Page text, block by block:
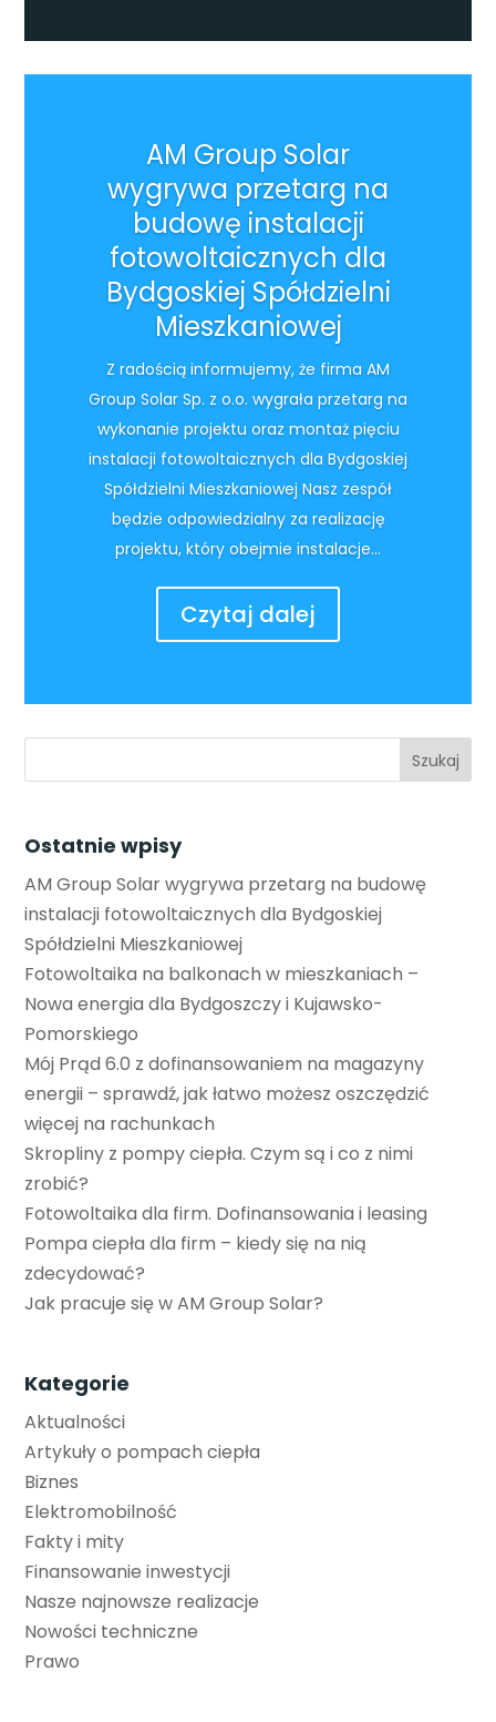
AM Group Solar
wygrywa przetarg na
budowę instalacji
fotowoltaicznych dla
Bydgoskiej Spółdzielni
Mieszkaniowej
Z radością informujemy, że firma AM
Group Solar Sp. z o.o. wygrała przetarg na
wykonanie projektu oraz montaż pięciu
instalacji fotowoltaicznych dla Bydgoskiej
Spółdzielni Mieszkaniowej Nasz zespół
będzie odpowiedzialny za realizację
projektu, który obejmie instalacje...
Czytaj dalej
Ostatnie wpisy
AM Group Solar wygrywa przetarg na budowę
instalacji fotowoltaicznych dla Bydgoskiej
Spółdzielni Mieszkaniowej
Fotowoltaika na balkonach w mieszkaniach –
Nowa energia dla Bydgoszczy i Kujawsko-
Pomorskiego
Mój Prąd 6.0 z dofinansowaniem na magazyny
energii – sprawdź, jak łatwo możesz oszczędzić
więcej na rachunkach
Skropliny z pompy ciepła. Czym są i co z nimi
zrobić?
Fotowoltaika dla firm. Dofinansowania i leasing
Pompa ciepła dla firm – kiedy się na nią
zdecydować?
Jak pracuje się w AM Group Solar?
Kategorie
Aktualności
Artykuły o pompach ciepła
Biznes
Elektromobilność
Fakty i mity
Finansowanie inwestycji
Nasze najnowsze realizacje
Nowości techniczne
Prawo